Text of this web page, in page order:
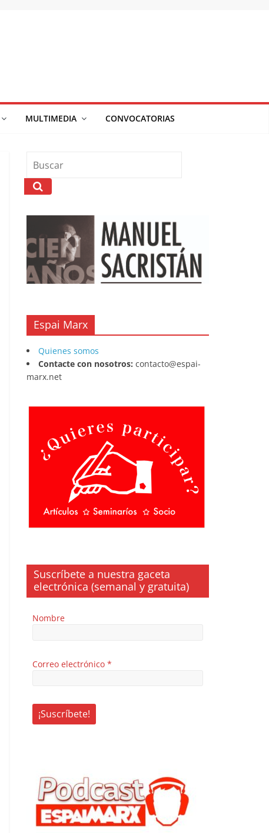
MULTIMEDIA CONVOCATORIAS
Espai Marx
Quienes somos
Contacte con nosotros: contacto@espai-
marx.net
Suscríbete a nuestra gaceta
electrónica (semanal y gratuita)
Nombre
Correo electrónico *